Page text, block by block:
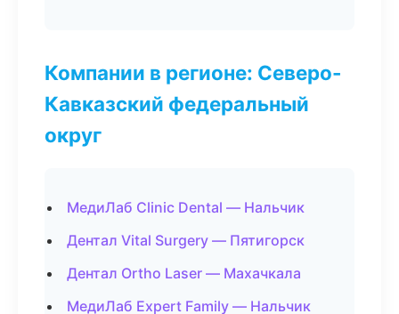
Компании в регионе: Северо-
Кавказский федеральный
округ
МедиЛаб Clinic Dental — Нальчик
Дентал Vital Surgery — Пятигорск
Дентал Ortho Laser — Махачкала
МедиЛаб Expert Family — Нальчик